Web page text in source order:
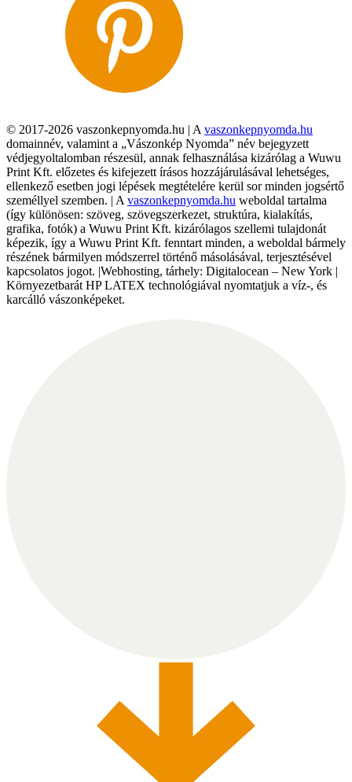
© 2017-2026 vaszonkepnyomda.hu | A vaszonkepnyomda.hu
domainnév, valamint a „Vászonkép Nyomda” név bejegyzett
védjegyoltalomban részesül, annak felhasználása kizárólag a Wuwu
Print Kft. előzetes és kifejezett írásos hozzájárulásával lehetséges,
ellenkező esetben jogi lépések megtételére kerül sor minden jogsértő
személlyel szemben. | A vaszonkepnyomda.hu weboldal tartalma
(így különösen: szöveg, szövegszerkezet, struktúra, kialakítás,
grafika, fotók) a Wuwu Print Kft. kizárólagos szellemi tulajdonát
képezik, így a Wuwu Print Kft. fenntart minden, a weboldal bármely
részének bármilyen módszerrel történő másolásával, terjesztésével
kapcsolatos jogot. |Webhosting, tárhely: Digitalocean – New York |
Környezetbarát HP LATEX technológiával nyomtatjuk a víz-, és
karcálló vászonképeket.